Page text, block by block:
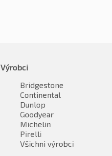
Výrobci
Bridgestone
Continental
Dunlop
Goodyear
Michelin
Pirelli
Všichni výrobci